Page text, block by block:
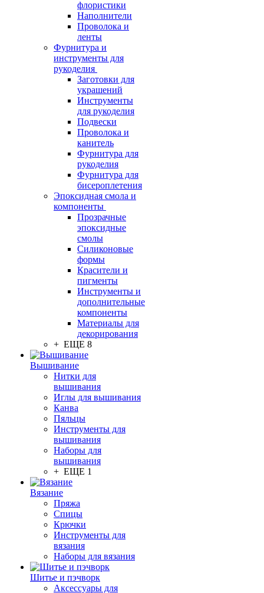
флористики
Наполнители
Проволока и
ленты
Фурнитура и
инструменты для
рукоделия
Заготовки для
украшений
Инструменты
для рукоделия
Подвески
Проволока и
канитель
Фурнитура для
рукоделия
Фурнитура для
бисероплетения
Эпоксидная смола и
компоненты
Прозрачные
эпоксидные
смолы
Силиконовые
формы
Красители и
пигменты
Инструменты и
дополнительные
компоненты
Материалы для
декорирования
+ ЕЩЕ 8
Вышивание
Нитки для
вышивания
Иглы для вышивания
Канва
Пяльцы
Инструменты для
вышивания
Наборы для
вышивания
+ ЕЩЕ 1
Вязание
Пряжа
Спицы
Крючки
Инструменты для
вязания
Наборы для вязания
Шитье и пэчворк
Аксессуары для